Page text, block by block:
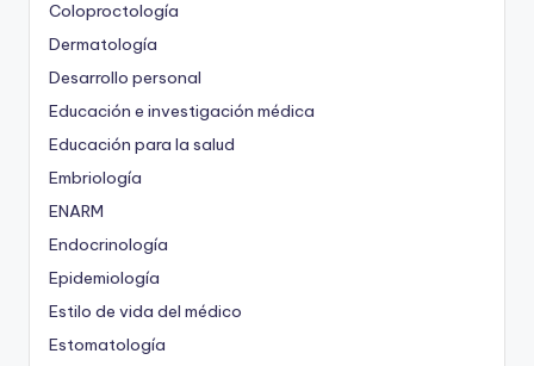
Coloproctología
Dermatología
Desarrollo personal
Educación e investigación médica
Educación para la salud
Embriología
ENARM
Endocrinología
Epidemiología
Estilo de vida del médico
Estomatología